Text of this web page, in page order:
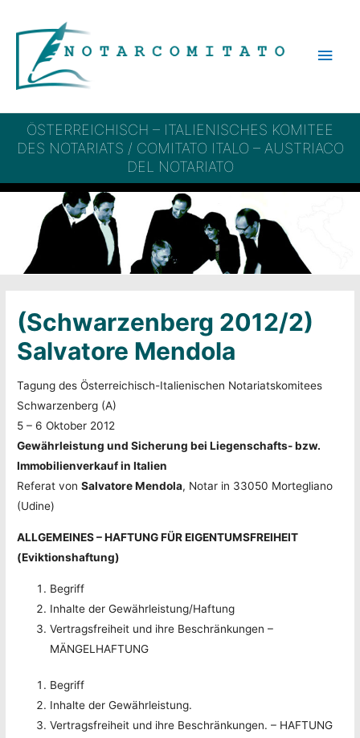
Inhalt
springen
ÖSTERREICHISCH – ITALIENISCHES KOMITEE
DES NOTARIATS / COMITATO ITALO – AUSTRIACO
DEL NOTARIATO
(Schwarzenberg 2012/2)
Salvatore Mendola
Tagung des Österreichisch-Italienischen Notariatskomitees
Schwarzenberg (A)
5 – 6 Oktober 2012
Gewährleistung und Sicherung bei Liegenschafts- bzw.
Immobilienverkauf in Italien
Referat vonSalvatore Mendola, Notar in 33050 Mortegliano
(Udine)
ALLGEMEINES – HAFTUNG FÜR EIGENTUMSFREIHEIT
(Eviktionshaftung)
Begriff
Inhalte der Gewährleistung/Haftung
Vertragsfreiheit und ihre Beschränkungen –
MÄNGELHAFTUNG
Begriff
Inhalte der Gewährleistung.
Vertragsfreiheit und ihre Beschränkungen. – HAFTUNG